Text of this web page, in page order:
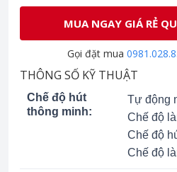
MUA NGAY GIÁ RẺ
Gọi đặt mua
THÔNG SỐ KỸ THUẬT
Chế độ hút
thông minh:
Tự động
Chế độ
Chế độ
Chế độ